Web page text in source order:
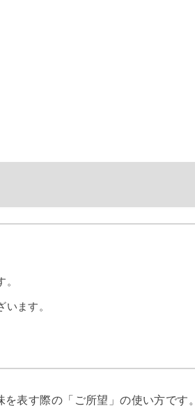
ます。
表す際の「ご所望」の使い方です。